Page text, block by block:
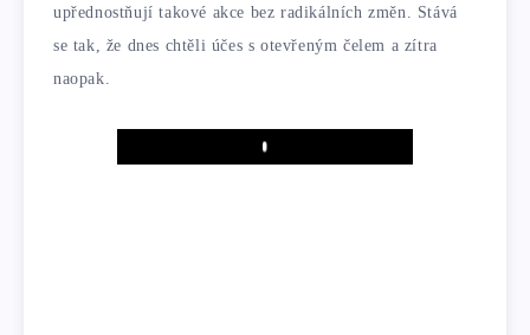
upřednostňují takové akce bez radikálních změn. Stává
se tak, že dnes chtěli účes s otevřeným čelem a zítra
naopak.
Play